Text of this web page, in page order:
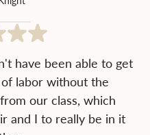
have been able to get
labor without the
our class, which
and I to really be in it